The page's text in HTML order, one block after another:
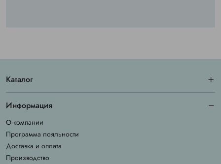
Каталог
Информация
О компании
Программа лояльности
Доставка и оплата
Производство